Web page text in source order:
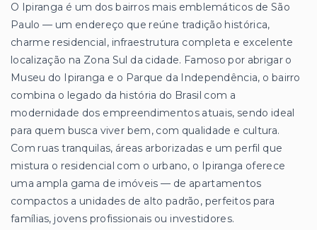
O Ipiranga é um dos bairros mais emblemáticos de São
Paulo — um endereço que reúne tradição histórica,
charme residencial, infraestrutura completa e excelente
localização na Zona Sul da cidade. Famoso por abrigar o
Museu do Ipiranga e o Parque da Independência, o bairro
combina o legado da história do Brasil com a
modernidade dos empreendimentos atuais, sendo ideal
para quem busca viver bem, com qualidade e cultura.
Com ruas tranquilas, áreas arborizadas e um perfil que
mistura o residencial com o urbano, o Ipiranga oferece
uma ampla gama de imóveis — de apartamentos
compactos a unidades de alto padrão, perfeitos para
famílias, jovens profissionais ou investidores.